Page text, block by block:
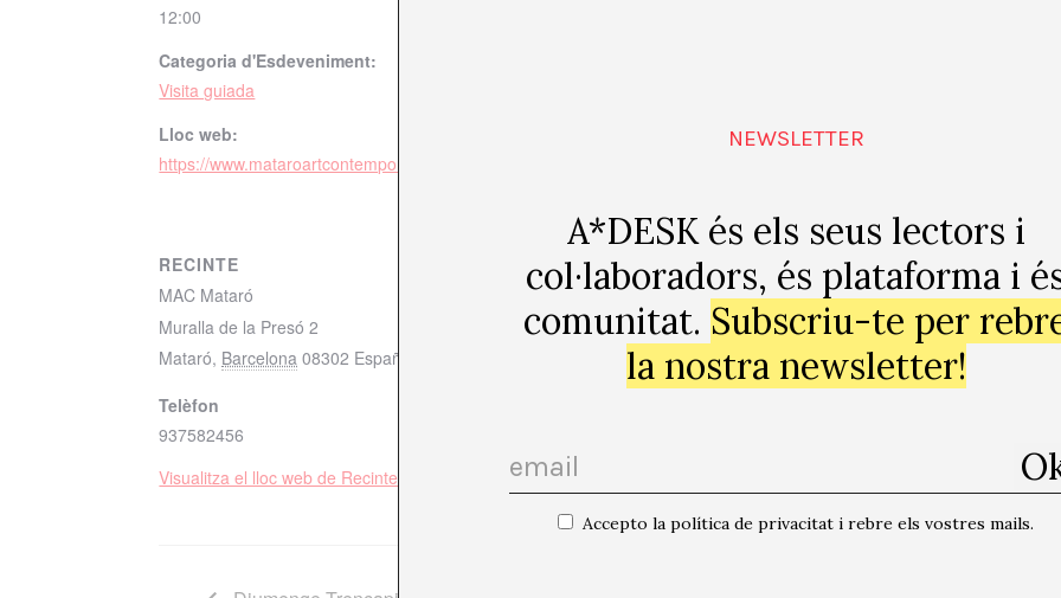
12:00
Categoria d'Esdeveniment:
Visita guiada
Lloc web:
https://www.mataroartcontemporani.cat/seccio/calendari-2/
RECINTE
MAC Mataró
Muralla de la Presó 2
Mataró, Barcelona 08302 España
Telèfon
937582456
Visualitza el lloc web de Recinte
NEWSLETTER
A*DESK és els seus lectors i
col·laboradors, és plataforma i
comunitat. Subscriu-te per
la nostra newsletter!
Accepto la política de privacitat i rebre els vostres mails.